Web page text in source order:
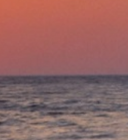
Технические характеристики Описание